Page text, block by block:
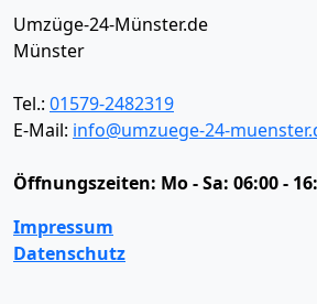
Umzüge-24-Münster.de
Münster
Tel.: 01579-2482319
E-Mail: info@umzuege-24-
Öffnungszeiten: Mo - Sa: 06:00 -
Impressum
Datenschutz